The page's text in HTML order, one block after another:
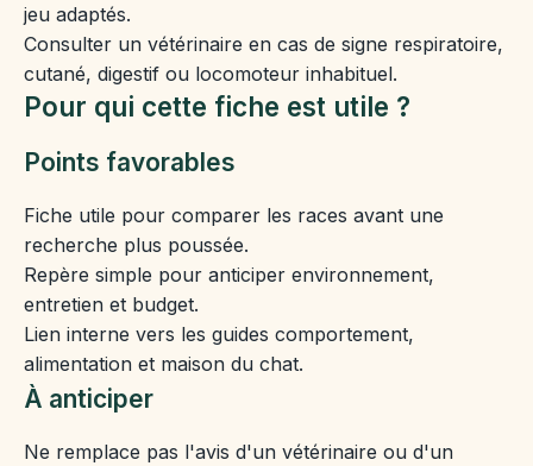
jeu adaptés.
Consulter un vétérinaire en cas de signe respiratoire,
cutané, digestif ou locomoteur inhabituel.
Pour qui cette fiche est utile ?
Points favorables
Fiche utile pour comparer les races avant une
recherche plus poussée.
Repère simple pour anticiper environnement,
entretien et budget.
Lien interne vers les guides comportement,
alimentation et maison du chat.
À anticiper
Ne remplace pas l'avis d'un vétérinaire ou d'un